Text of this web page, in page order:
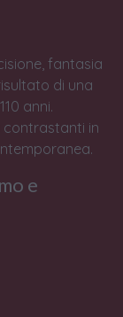
fantasia
di una
anni.
contrastanti in
e